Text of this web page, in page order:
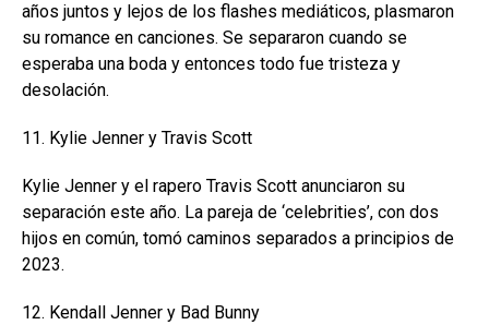
años juntos y lejos de los flashes mediáticos, plasmaron
su romance en canciones. Se separaron cuando se
esperaba una boda y entonces todo fue tristeza y
desolación.
11. Kylie Jenner y Travis Scott
Kylie Jenner y el rapero Travis Scott anunciaron su
separación este año. La pareja de ‘celebrities’, con dos
hijos en común, tomó caminos separados a principios de
2023.
12. Kendall Jenner y Bad Bunny